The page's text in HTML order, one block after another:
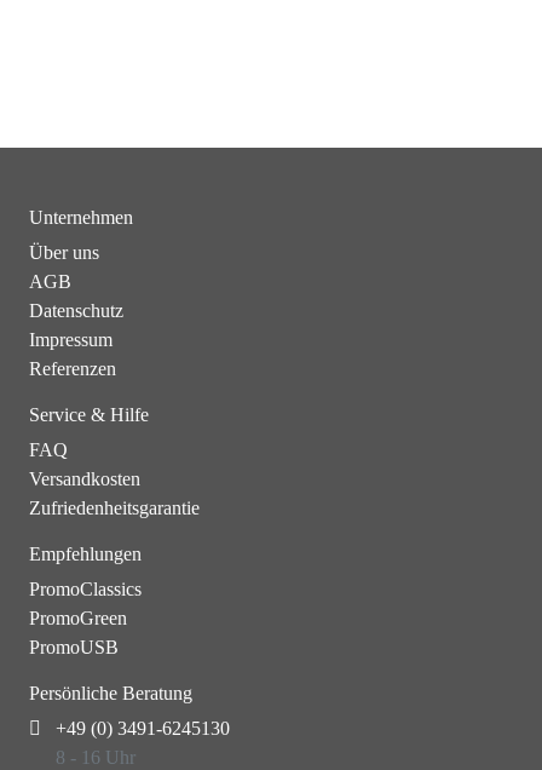
Unternehmen
Über uns
AGB
Datenschutz
Impressum
Referenzen
Service & Hilfe
FAQ
Versandkosten
Zufriedenheitsgarantie
Empfehlungen
PromoClassics
PromoGreen
PromoUSB
Persönliche Beratung
+49 (0) 3491-6245130
8 - 16 Uhr